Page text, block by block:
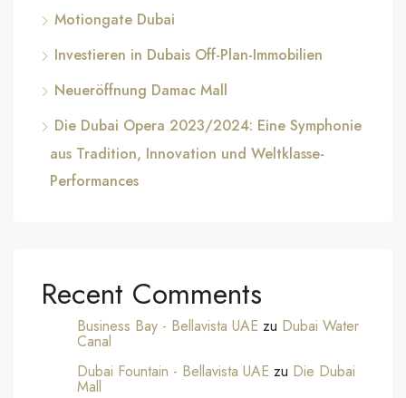
Motiongate Dubai
Investieren in Dubais Off-Plan-Immobilien
Neueröffnung Damac Mall
Die Dubai Opera 2023/2024: Eine Symphonie
aus Tradition, Innovation und Weltklasse-
Performances
Recent Comments
Business Bay - Bellavista UAE zu Dubai Water
Canal
Dubai Fountain - Bellavista UAE zu Die Dubai
Mall